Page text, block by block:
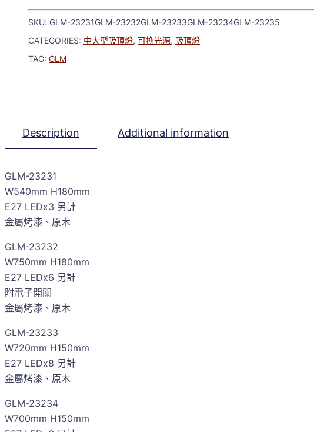
SKU: GLM-23231GLM-23232GLM-23233GLM-23234GLM-23235
CATEGORIES: 中大型吸頂燈, 可換光源, 吸頂燈
TAG: GLM
Description Additional information
GLM-23231
W540mm H180mm
E27 LEDx3 另計
金屬烤漆、原木
GLM-23232
W750mm H180mm
E27 LEDx6 另計
附電子開關
金屬烤漆、原木
GLM-23233
W720mm H150mm
E27 LEDx8 另計
金屬烤漆、原木
GLM-23234
W700mm H150mm